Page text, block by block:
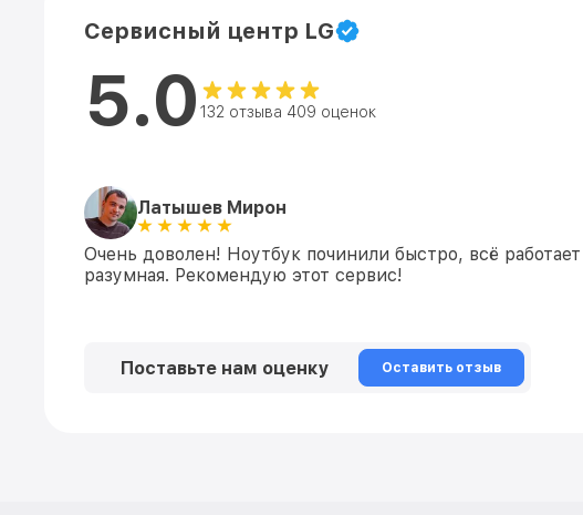
Сервисный центр LG
5.0 132 отзыва 409 оценок
Латышев Мирон
Очень доволен! Ноутбук починили быстро, всё
разумная. Рекомендую этот сервис!
Поставьте нам оценку Оставить отзыв